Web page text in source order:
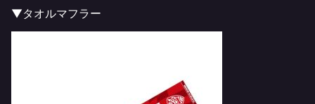
▼タオルマフラー